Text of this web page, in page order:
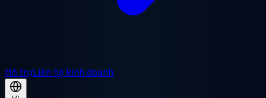
Hỗ trợLiên hệ kinh doanh